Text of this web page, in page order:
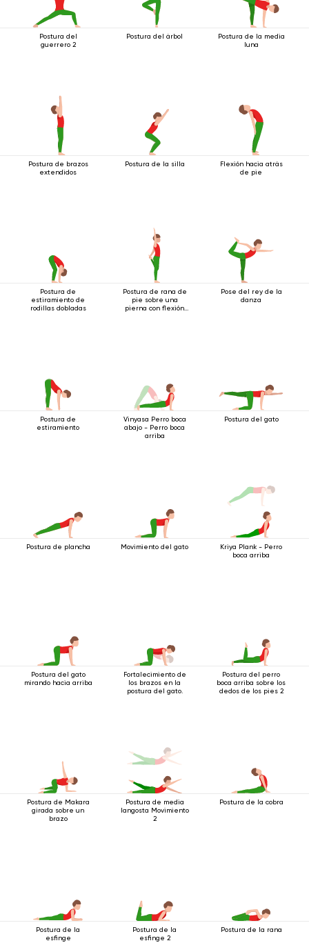
Postura del
guerrero 2
Postura del árbol
Postura de la media
luna
Postura de brazos
extendidos
Postura de la silla
Flexión hacia atrás
de pie
Postura de
estiramiento de
rodillas dobladas
Postura de rana de
pie sobre una
pierna con flexión
Pose del rey de la
danza
Postura de
estiramiento
Vinyasa Perro boca
abajo - Perro boca
arriba
Postura del gato
Postura de plancha Movimiento del gato
Kriya Plank - Perro
boca arriba
Postura del gato
mirando hacia arriba
Fortalecimiento de
los brazos en la
postura del gato.
Postura del perro
boca arriba sobre los
dedos de los pies 2
Postura de Makara
girada sobre un
brazo
Postura de media
langosta Movimiento
2
Postura de la cobra
Postura de la
esfinge
Postura de la
esfinge 2
Postura de la rana